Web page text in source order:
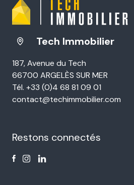
Tech Immobilier
187, Avenue du Tech
66700 ARGELÈS SUR MER
Tél. +33 (0)4 68 81 09 01
contact@techimmobilier.com
Restons connectés